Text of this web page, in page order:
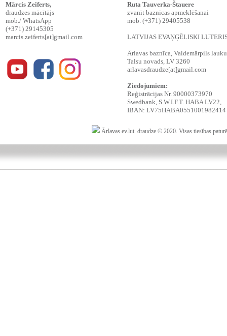
Mārcis Zeiferts,
draudzes mācītājs
mob./ WhatsApp
(+371) 29145305
marcis.zeiferts[at]gmail.com
Ruta Tauverka-Štauere
zvanīt baznīcas apmeklēšanai
mob. (+371) 29405538
LATVIJAS EVAŅĢĒLISKI
Ārlavas baznīca, Valdemārpils
Talsu novads, LV 3260
arlavasdraudze[at]gmail.com
Ziedojumiem:
Reģistrācijas Nr. 90000373970
Swedbank, S.W.I.F.T. HABA LV22,
IBAN: LV75HABA0551001982414
Ārlavas ev.lut. draudze © 2020. Visas tiesības